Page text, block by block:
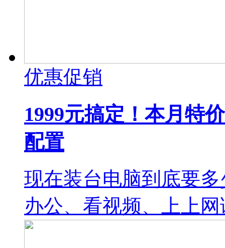
优惠促销
1999元搞定！本月特
配置
现在装台电脑到底要
办公、看视频、上上